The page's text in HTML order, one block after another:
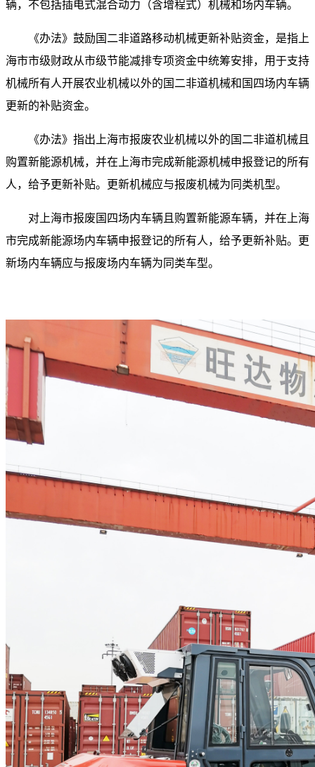
辆，不包括插电式混合动力（含增程式）机械和场内车辆。
《办法》鼓励国二非道路移动机械更新补贴资金，是指上
海市市级财政从市级节能减排专项资金中统筹安排，用于支持
机械所有人开展农业机械以外的国二非道机械和国四场内车辆
更新的补贴资金。
《办法》指出上海市报废农业机械以外的国二非道机械且
购置新能源机械，并在上海市完成新能源机械申报登记的所有
人，给予更新补贴。更新机械应与报废机械为同类机型。
对上海市报废国四场内车辆且购置新能源车辆，并在上海
市完成新能源场内车辆申报登记的所有人，给予更新补贴。更
新场内车辆应与报废场内车辆为同类车型。